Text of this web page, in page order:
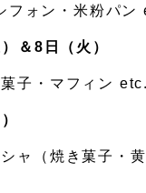
フォン・米粉パ
＆8日（火）
子・マフィン etc.
ャ（焼き菓子・